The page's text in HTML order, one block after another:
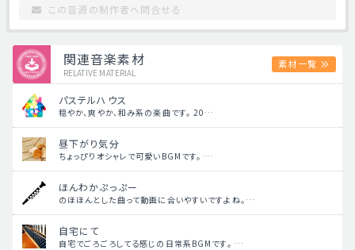
この音源の制作者へ問合せる
関連音楽素材
RELATIVE MATERIAL
素材一覧
パステルハウス
穏やか、爽やか、和み系の楽曲です。 20…
昼下がり気分
ちょっぴりオシャレで可愛いBGMです。 …
ほんわかぷっぷー
のほほんとした曲って動画に合いやすいですよね。…
自宅にて
自宅でごろごろしてる感じの日常系BGMです。 …